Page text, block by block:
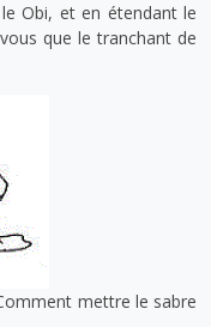
Obi, et en étendant le
que le tranchant de
mettre le sabre